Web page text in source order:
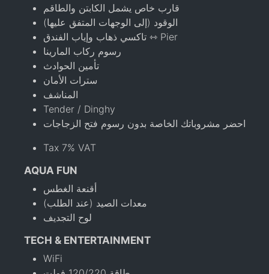
قارب خاص يشمل الكابتن والطاقم
الوقود (إلى الوجهات المتفق عليها)
تاكسي ذهاب وإياب الفندق ⇿ Pier
رسوم ركاب المارينا
تأمين الحوادث
سترات الأمان
المناشف
Tender / Dinghy
احضر مشروباتك الخاصة بدون رسوم فتح الزجاجات
Tax 7% VAT
AQUA FUN
أقنعة الغطس
معدات الصيد (عند الطلب)
لوح التجديف
TECH & ENTERTAINMENT
WiFi